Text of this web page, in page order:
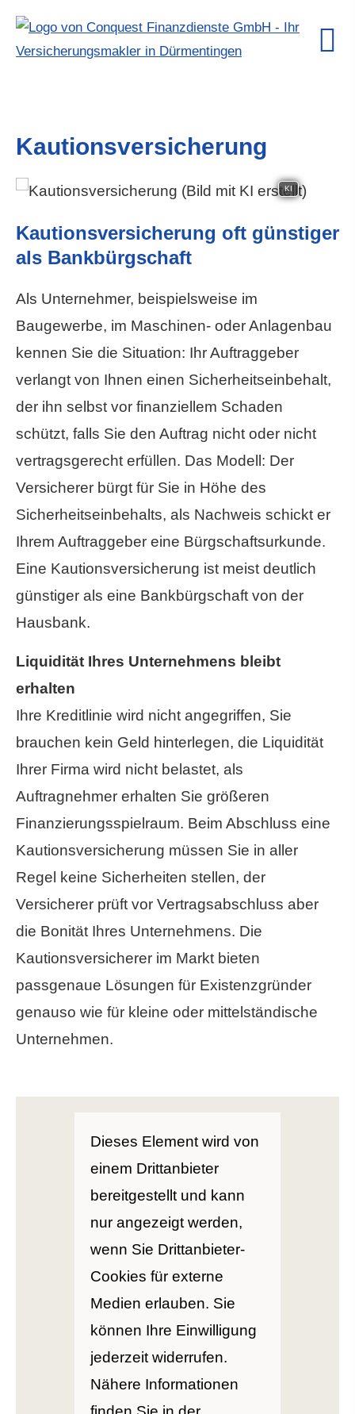
Kautionsversicherung
KI
Kautionsversicherung oft günstiger
als Bankbürgschaft
Als Unternehmer, beispielsweise im
Baugewerbe, im Maschinen- oder Anlagenbau
kennen Sie die Situation: Ihr Auftraggeber
verlangt von Ihnen einen Sicherheitseinbehalt,
der ihn selbst vor finanziellem Schaden
schützt, falls Sie den Auftrag nicht oder nicht
vertragsgerecht erfüllen. Das Modell: Der
Versicherer bürgt für Sie in Höhe des
Sicherheitseinbehalts, als Nachweis schickt er
Ihrem Auftraggeber eine Bürgschaftsurkunde.
Eine Kautionsversicherung ist meist deutlich
günstiger als eine Bankbürgschaft von der
Hausbank.
Liquidität Ihres Unternehmens bleibt
erhalten
Ihre Kreditlinie wird nicht angegriffen, Sie
brauchen kein Geld hinterlegen, die Liquidität
Ihrer Firma wird nicht belastet, als
Auftragnehmer erhalten Sie größeren
Finanzierungsspielraum. Beim Abschluss eine
Kautionsversicherung müssen Sie in aller
Regel keine Sicherheiten stellen, der
Versicherer prüft vor Vertragsabschluss aber
die Bonität Ihres Unternehmens. Die
Kautionsversicherer im Markt bieten
passgenaue Lösungen für Existenzgründer
genauso wie für kleine oder mittelständische
Unternehmen.
Dieses Element wird von
einem Drittanbieter
bereitgestellt und kann
nur angezeigt werden,
wenn Sie Drittanbieter-
Cookies für externe
Medien erlauben. Sie
können Ihre Einwilligung
jederzeit widerrufen.
Nähere Informationen